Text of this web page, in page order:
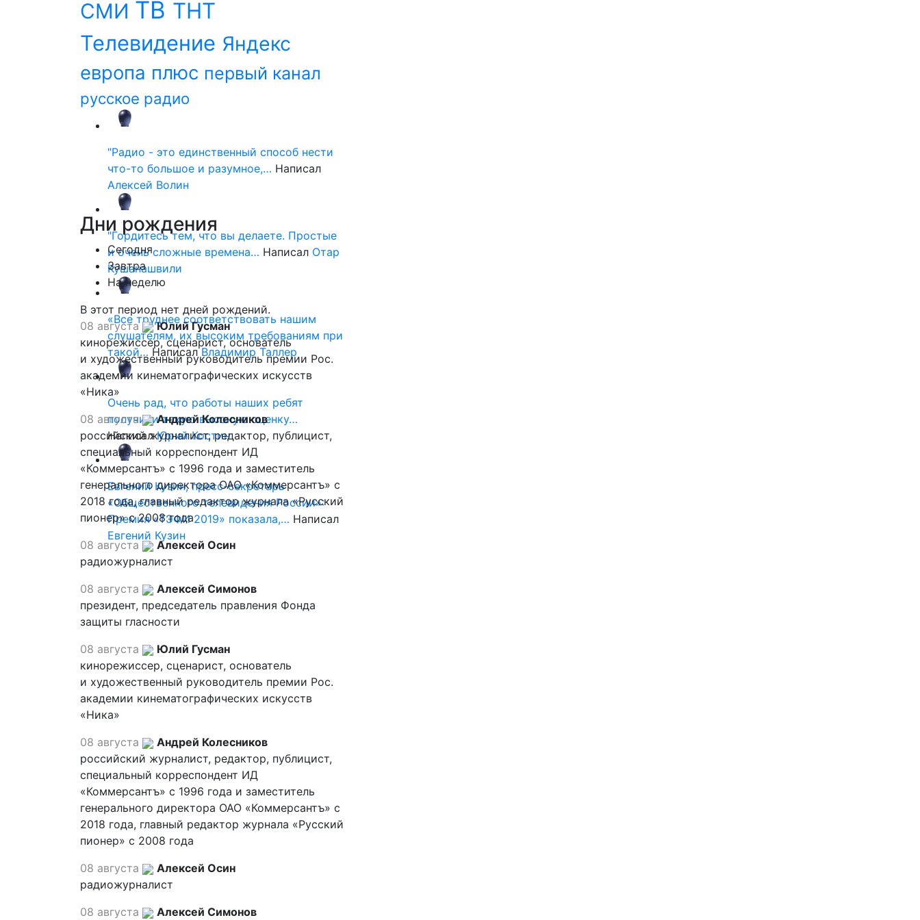
СМИ ТВ ТНТ
Телевидение Яндекс
европа плюс первый канал
русское радио
"Радио - это единственный способ нести
что-то большое и разумное,… Написал
Алексей Волин
"Гордитесь тем, что вы делаете. Простые
и очень сложные времена… Написал Отар
Кушанашвили
«Все труднее соответствовать нашим
слушателям, их высоким требованиям при
такой… НаписалВладимир Таллер
Очень рад, что работы наших ребят
получили такую высокую оценку…
НаписалЮрий Костин
Евгений Кузин, пресс-секретарь
«Общественного телевидения России»:
Премия «ТЭФИ 2019» показала,… Написал
Евгений Кузин
Дни рождения
Сегодня
Завтра
На неделю
В этот период нет дней рождений.
08 августа
Юлий Гусман
кинорежиссер, сценарист, основатель
и художественный руководитель премии Рос.
академии кинематографических искусств
«Ника»
08 августа
Андрей Колесников
российский журналист, редактор, публицист,
специальный корреспондент ИД
«Коммерсантъ» с 1996 года и заместитель
генерального директора ОАО «Коммерсантъ» с
2018 года, главный редактор журнала «Русский
пионер» с 2008 года
08 августа
Алексей Осин
радиожурналист
08 августа
Алексей Симонов
президент, председатель правления Фонда
защиты гласности
08 августа
Юлий Гусман
кинорежиссер, сценарист, основатель
и художественный руководитель премии Рос.
академии кинематографических искусств
«Ника»
08 августа
Андрей Колесников
российский журналист, редактор, публицист,
специальный корреспондент ИД
«Коммерсантъ» с 1996 года и заместитель
генерального директора ОАО «Коммерсантъ» с
2018 года, главный редактор журнала «Русский
пионер» с 2008 года
08 августа
Алексей Осин
радиожурналист
08 августа
Алексей Симонов